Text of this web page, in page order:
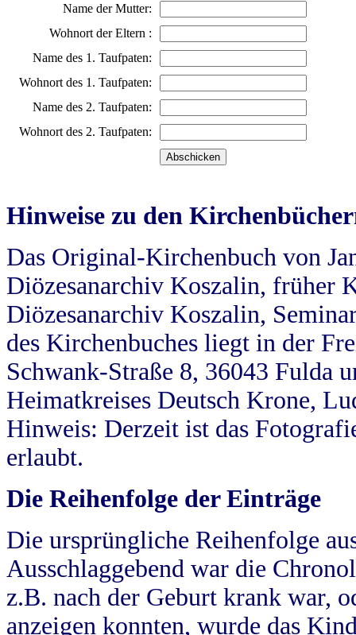
Name der Mutter:
Wohnort der Eltern :
Name des 1. Taufpaten:
Wohnort des 1. Taufpaten:
Name des 2. Taufpaten:
Wohnort des 2. Taufpaten:
Hinweise zu den
Das Original-Kirchenbuch von
Diözesanarchiv Koszalin, früher
Diözesanarchiv Koszalin,
des Kirchenbuches liegt in der
Schwank-Straße 8, 36043 Fulda
Heimatkreises Deutsch Krone,
Hinweis: Derzeit ist das
erlaubt.
Die Reihenfolge der Einträge
Die ursprüngliche Reihenfolge
Ausschlaggebend war die
z.B. nach der Geburt krank war,
anzeigen konnten, wurde das